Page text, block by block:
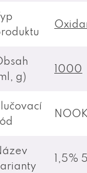
g)
1000
1,5%